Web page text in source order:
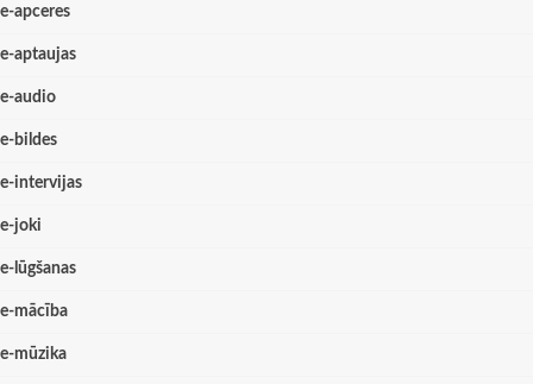
e-apceres
e-aptaujas
e-audio
e-bildes
e-intervijas
e-joki
e-lūgšanas
e-mācība
e-mūzika